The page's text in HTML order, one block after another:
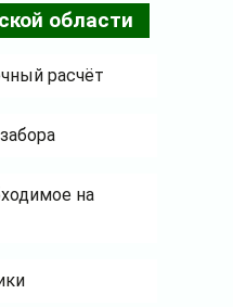
области
расчёт
на